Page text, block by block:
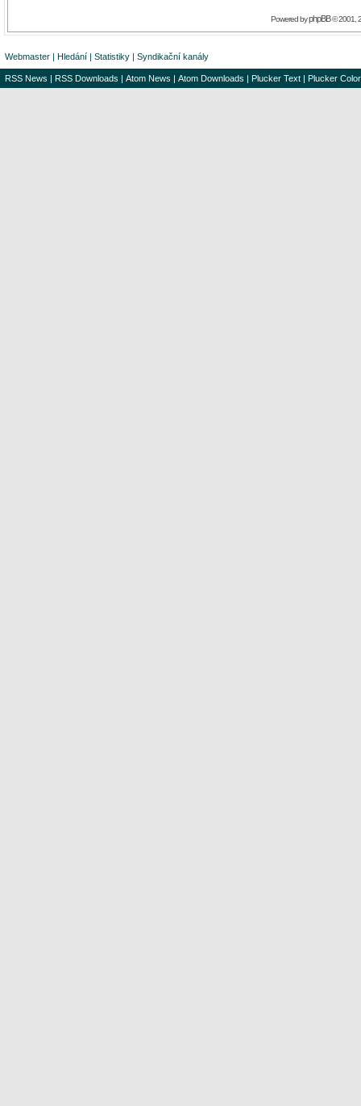
Powered byphpBB© 2001,
Webmaster | Hledání | Statistiky | Syndikační kanály
RSS News | RSS Downloads | Atom News | Atom Downloads | Plucker Text | Plucker Color